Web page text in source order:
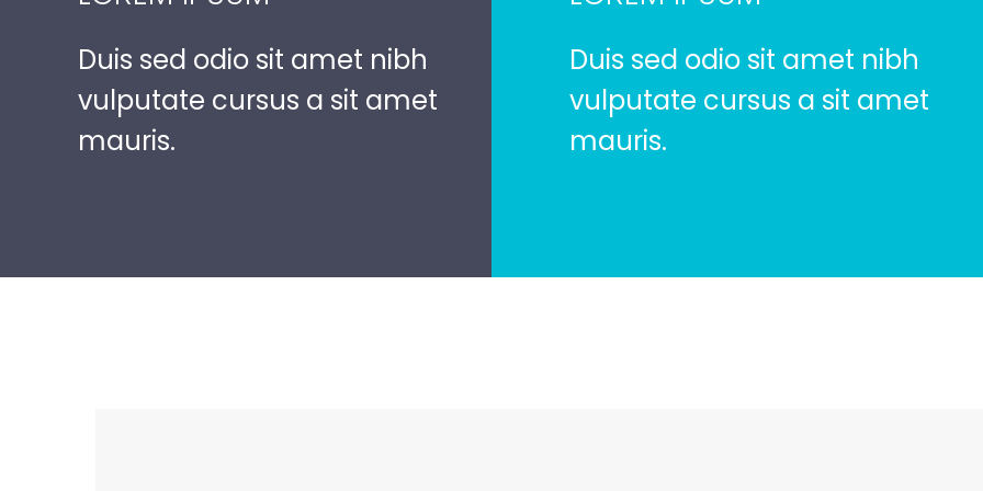
Duis sed odio sit amet nibh
vulputate cursus a sit amet
mauris.
Duis sed odio sit amet nibh
vulputate cursus a sit amet
mauris.